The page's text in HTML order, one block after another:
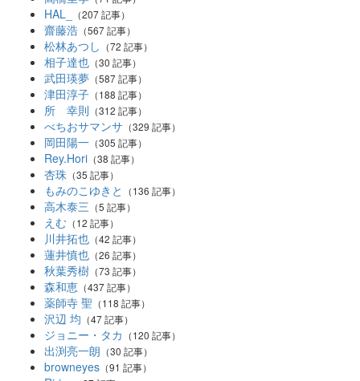
HAL_ （207 記事）
齋藤浩 （567 記事）
松林あつし （72 記事）
相子達也 （30 記事）
武田瑛夢 （587 記事）
津田淳子 （188 記事）
所 幸則 （312 記事）
べちおサマンサ （329 記事）
岡田陽一 （305 記事）
Rey.Hori （38 記事）
杏珠 （35 記事）
もみのこゆきと （136 記事）
高木泰三 （5 記事）
えむ （12 記事）
川井拓也 （42 記事）
蓮井慎也 （26 記事）
秋葉秀樹 （73 記事）
森和恵 （437 記事）
薬師寺 聖 （118 記事）
沢辺 均 （47 記事）
ジョニー・タカ （120 記事）
出渕亮一朗 （30 記事）
browneyes （91 記事）